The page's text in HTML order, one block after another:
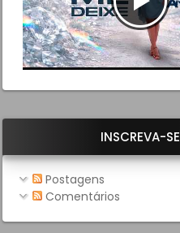
INSCREVA-SE
Postagens
Comentários